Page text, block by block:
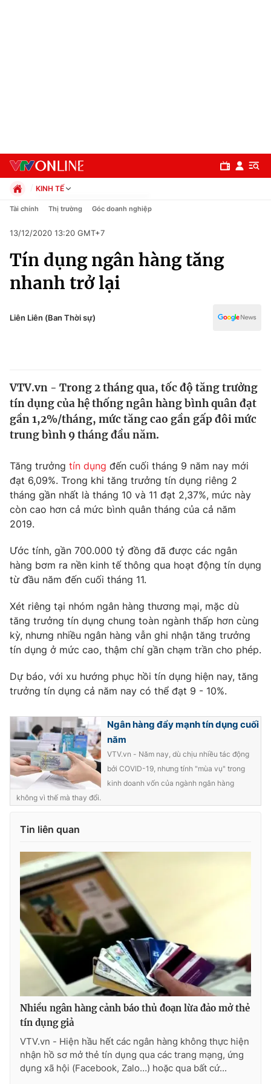
Chuyên mục
Chính trị
Thế giới
Tin tức
Thế giới đó đây
Câu chuyện quốc tế
Tài chính
Thị trường
Góc doanh nghiệp
Dữ liệu và đời sống
Truyền hình
Phim VTV
Hậu trường
Khán giả
Giải sao mai
Giải trí
Điện ảnh
Âm nhạc
Sao
Du lịch
Làm đẹp
Giáo dục
Tuyển sinh
Học trực tuyến
Hitech Công nghệ tương lai
Thị trường
Tư vấn
Giao lưu trực tuyến
Lịch phát sóng
Chuyên mục khác
Emagazine
Photo
Video
VTV Money VTV Thể thao
VTV Sức khoẻ Bất động sản
Thị trường 24h Tấm lòng Việt
VTV4 Vươn mình bằng AI
VTV9 VTV8
KINH TẾ
Chính trị
Pháp luật
Kinh tế
Thể thao
Truyền hình
Y tế
Tài chính Thị trường Góc doanh nghiệp
13/12/2020 13:20 GMT+7
Tín dụng ngân hàng tăng
nhanh trở lại
Liên Liên (Ban Thời sự)
VTV.vn - Trong 2 tháng qua, tốc độ tăng trưởng
tín dụng của hệ thống ngân hàng bình quân đạt
gần 1,2%/tháng, mức tăng cao gần gấp đôi mức
trung bình 9 tháng đầu năm.
Tăng trưởng tín dụng đến cuối tháng 9 năm nay mới
đạt 6,09%. Trong khi tăng trưởng tín dụng riêng 2
tháng gần nhất là tháng 10 và 11 đạt 2,37%, mức này
còn cao hơn cả mức bình quân tháng của cả năm
2019.
Ước tính, gần 700.000 tỷ đồng đã được các ngân
hàng bơm ra nền kinh tế thông qua hoạt động tín dụng
từ đầu năm đến cuối tháng 11.
Xét riêng tại nhóm ngân hàng thương mại, mặc dù
tăng trưởng tín dụng chung toàn ngành thấp hơn cùng
kỳ, nhưng nhiều ngân hàng vẫn ghi nhận tăng trưởng
tín dụng ở mức cao, thậm chí gần chạm trần cho phép.
Dự báo, với xu hướng phục hồi tín dụng hiện nay, tăng
trưởng tín dụng cả năm nay có thể đạt 9 - 10%.
Ngân hàng đẩy mạnh tín dụng cuối
năm
VTV.vn - Năm nay, dù chịu nhiều tác động
bởi COVID-19, nhưng tính "mùa vụ" trong
kinh doanh vốn của ngành ngân hàng
không vì thế mà thay đổi.
Tin liên quan
Nhiều ngân hàng cảnh báo thủ đoạn lừa đảo mở thẻ
tín dụng giả
VTV.vn - Hiện hầu hết các ngân hàng không thực hiện
nhận hồ sơ mở thẻ tín dụng qua các trang mạng, ứng
dụng xã hội (Facebook, Zalo…) hoặc qua bất cứ...